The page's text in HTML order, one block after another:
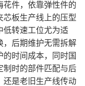
花件，依靠弹性件的
芯板生产线上的压型
低转速工位尤为适
，后期维护无需拆解
时间成本，同时国
制时的部件匹配与后
还是老旧生产线传动